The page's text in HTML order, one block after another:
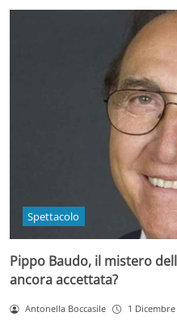
Spettacolo
Pippo Baudo, il mistero
ancora accettata?
Antonella Boccasile 1 Dicembre